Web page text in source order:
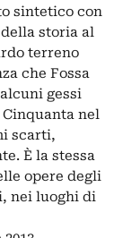
sintetico con
storia al
terreno
che Fossa
gessi
nel
scarti,
È la stessa
opere degli
nei luoghi di